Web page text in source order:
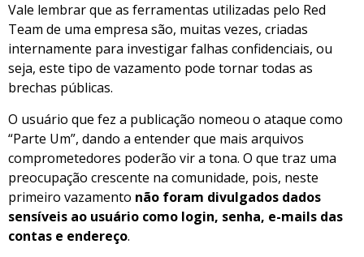
Vale lembrar que as ferramentas utilizadas pelo Red
Team de uma empresa são, muitas vezes, criadas
internamente para investigar falhas confidenciais, ou
seja, este tipo de vazamento pode tornar todas as
brechas públicas.
O usuário que fez a publicação nomeou o ataque como
“Parte Um”, dando a entender que mais arquivos
comprometedores poderão vir a tona. O que traz uma
preocupação crescente na comunidade, pois, neste
primeiro vazamento não foram divulgados dados
sensíveis ao usuário como login, senha, e-mails das
contas e endereço.